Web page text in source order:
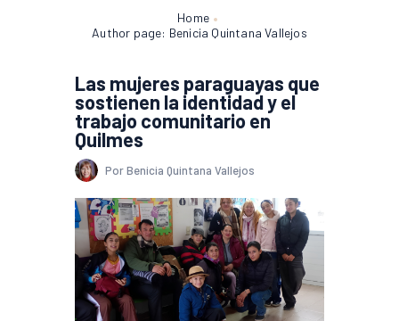
Home
Author page: Benicia Quintana Vallejos
Las mujeres paraguayas que
sostienen la identidad y el
trabajo comunitario en
Quilmes
Por Benicia Quintana Vallejos